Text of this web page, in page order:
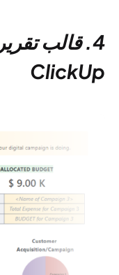
4. قالب
ClickUp